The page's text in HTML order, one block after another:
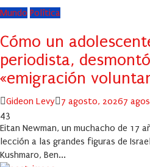
Mundo Política
Cómo un
periodista,
«emigración
Author
Gideon Levy
Posted
7 agosto, 20267
43
Eitan Newman, un muchacho de 17
lección a las grandes figuras de
Kushmaro, Ben...